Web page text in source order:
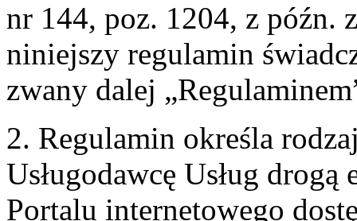
nr 144, poz. 1204, z późn.
niniejszy regulamin
zwany dalej
2. Regulamin określa
Usługodawcę Usług
Portalu internetowego